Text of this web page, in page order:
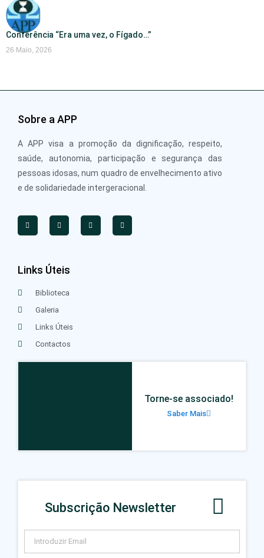
Conferência “Era uma vez, o Fígado…”
26 Maio, 2026
Sobre a APP
A APP visa a promoção da dignificação, respeito,
saúde, autonomia, participação e segurança das
pessoas idosas, num quadro de envelhecimento ativo
e de solidariedade intergeracional.
Links Úteis
Biblioteca
Galeria
Links Úteis
Contactos
Torne-se associado!
Saber Mais
Subscrição Newsletter